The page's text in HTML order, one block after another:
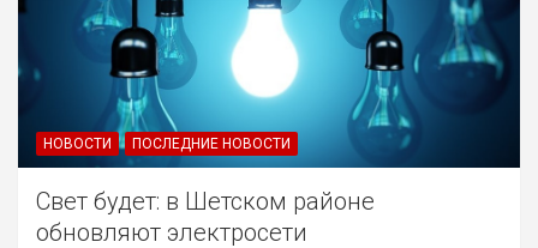
НОВОСТИ ПОСЛЕДНИЕ НОВОСТИ
Свет будет: в Шетском районе
обновляют электросети